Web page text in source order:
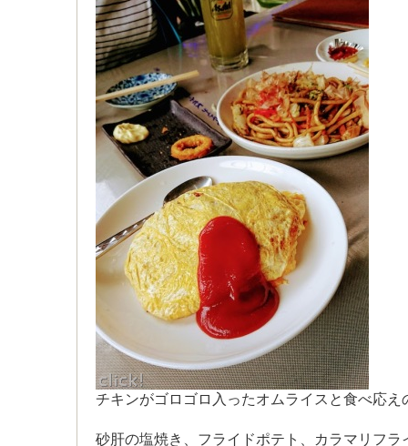
チキンがゴロゴロ入ったオムライスと食べ応え
砂肝の塩焼き、フライドポテト、カラマリフラ